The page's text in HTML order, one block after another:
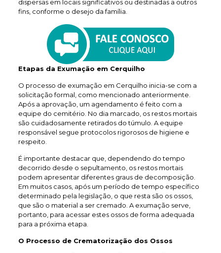
dispersas em locais significativos ou destinadas a outros
fins, conforme o desejo da família.
Etapas da Exumação em Cerquilho
O processo de exumação em Cerquilho inicia-se com a
solicitação formal, como mencionado anteriormente.
Após a aprovação, um agendamento é feito com a
equipe do cemitério. No dia marcado, os restos mortais
são cuidadosamente retirados do túmulo. A equipe
responsável segue protocolos rigorosos de higiene e
respeito.
É importante destacar que, dependendo do tempo
decorrido desde o sepultamento, os restos mortais
podem apresentar diferentes graus de decomposição.
Em muitos casos, após um período de tempo específico
determinado pela legislação, o que resta são os ossos,
que são o material a ser cremado. A exumação serve,
portanto, para acessar estes ossos de forma adequada
para a próxima etapa.
O Processo de Crematorização dos Ossos